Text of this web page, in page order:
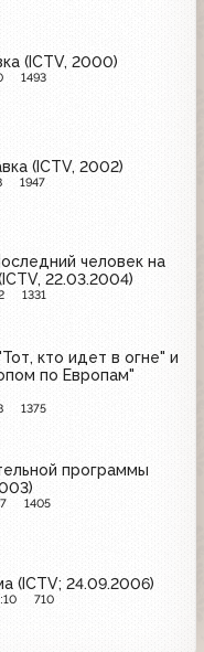
(ICTV, 2000)
1493
(ICTV, 2002)
1947
человек на
22.03.2004)
1331
кто идет в огне" и
по Европам"
1375
программы
1405
(ICTV; 24.09.2006)
710